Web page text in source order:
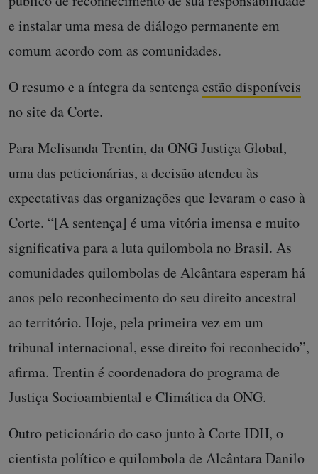
e instalar uma mesa de diálogo permanente em
comum acordo com as comunidades.
O resumo e a íntegra da sentençaestão disponíveis
no site da Corte.
Para Melisanda Trentin, da ONG Justiça Global,
uma das peticionárias, a decisão atendeu às
expectativas das organizações que levaram o caso à
Corte. “[A sentença] é uma vitória imensa e muito
significativa para a luta quilombola no Brasil. As
comunidades quilombolas de Alcântara esperam há
anos pelo reconhecimento do seu direito ancestral
ao território. Hoje, pela primeira vez em um
tribunal internacional, esse direito foi reconhecido”,
afirma. Trentin é coordenadora do programa de
Justiça Socioambiental e Climática da ONG.
Outro peticionário do caso junto à Corte IDH, o
cientista político e quilombola de Alcântara Danilo